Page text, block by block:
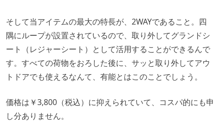
そして当アイテムの最大の特長が、2WAYであること。四
隅にループが設置されているので、取り外してグランドシ
ート（レジャーシート）として活用することができるんで
す。すべての荷物をおろした後に、サッと取り外してアウ
トドアでも使えるなんて、有能とはこのことでしょう。
価格は￥3,800（税込）に抑えられていて、コスパ的にも申
し分ありません。